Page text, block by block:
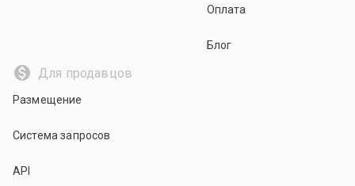
Оплата
Блог
Для продавцов
Размещение
Система запросов
API